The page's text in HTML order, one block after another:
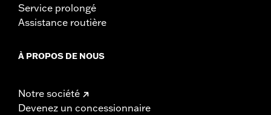
Service prolongé
Assistance routière
À PROPOS DE NOUS
Notre société
Devenez un concessionnaire